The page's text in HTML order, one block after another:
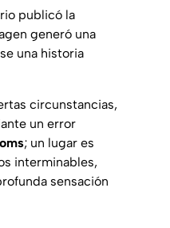
publicó la
generó una
una historia
circunstancias,
un error
; un lugar es
interminables,
sensación